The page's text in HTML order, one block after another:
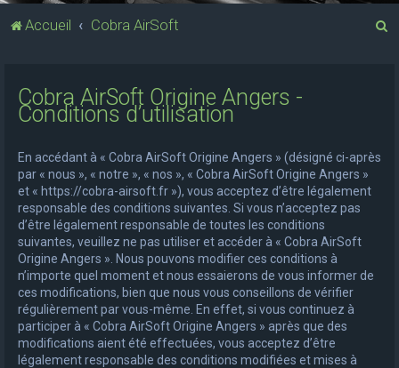
Accueil Cobra AirSoft
Cobra AirSoft Origine Angers -
Conditions d’utilisation
En accédant à « Cobra AirSoft Origine Angers » (désigné ci-après
par « nous », « notre », « nos », « Cobra AirSoft Origine Angers »
et « https://cobra-airsoft.fr »), vous acceptez d’être légalement
responsable des conditions suivantes. Si vous n’acceptez pas
d’être légalement responsable de toutes les conditions
suivantes, veuillez ne pas utiliser et accéder à « Cobra AirSoft
Origine Angers ». Nous pouvons modifier ces conditions à
n’importe quel moment et nous essaierons de vous informer de
ces modifications, bien que nous vous conseillons de vérifier
régulièrement par vous-même. En effet, si vous continuez à
participer à « Cobra AirSoft Origine Angers » après que des
modifications aient été effectuées, vous acceptez d’être
légalement responsable des conditions modifiées et mises à